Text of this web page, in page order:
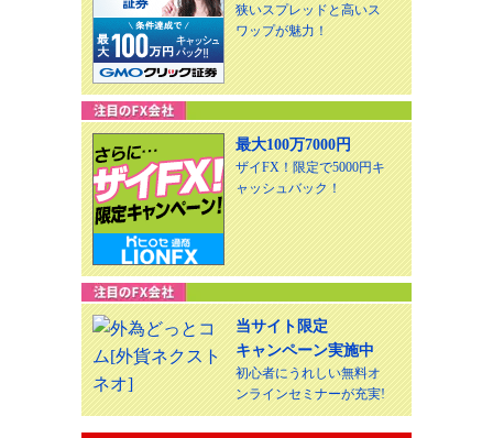
狭いスプレッドと高いス
ワップが魅力！
最大100万7000円
ザイFX！限定で5000円キ
ャッシュバック！
当サイト限定
キャンペーン実施中
初心者にうれしい無料オ
ンラインセミナーが充実!